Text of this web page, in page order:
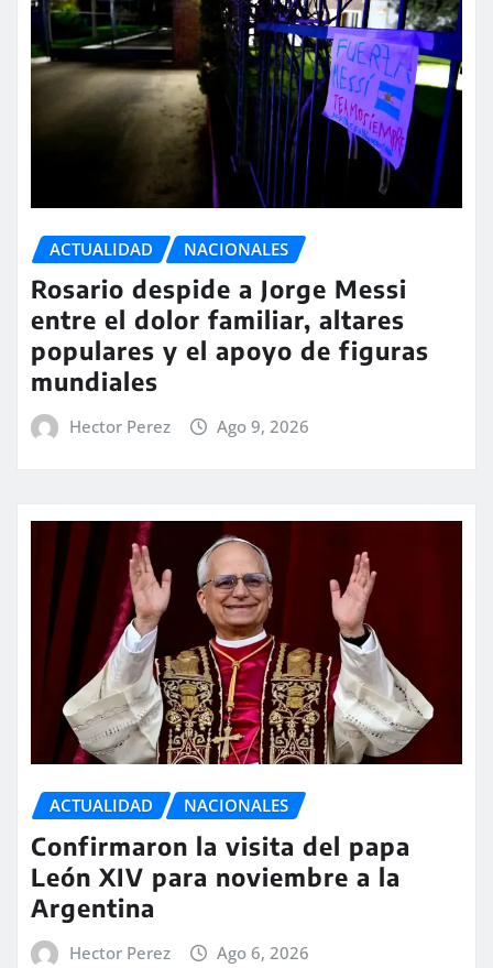
ACTUALIDAD NACIONALES
Rosario despide a Jorge Messi
entre el dolor familiar, altares
populares y el apoyo de figuras
mundiales
Hector Perez Ago 9, 2026
ACTUALIDAD NACIONALES
Confirmaron la visita del papa
León XIV para noviembre a la
Argentina
Hector Perez Ago 6, 2026